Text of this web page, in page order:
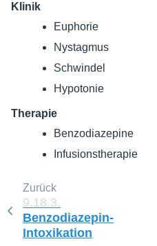
Klinik
Euphorie
Nystagmus
Schwindel
Hypotonie
Therapie
Benzodiazepine
Infusionstherapie
Zurück
9.18.3.
Benzodiazepin-
Intoxikation